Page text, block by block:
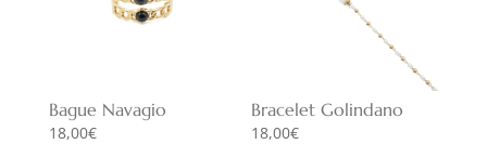
Bague Navagio
18,00€
Bracelet Golindano
18,00€